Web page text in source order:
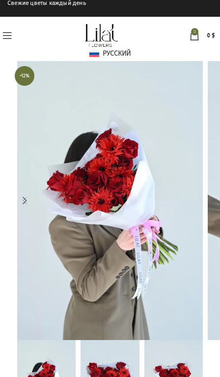
Свежие цветы каждый день
0
0 $
РУССКИЙ
-12%